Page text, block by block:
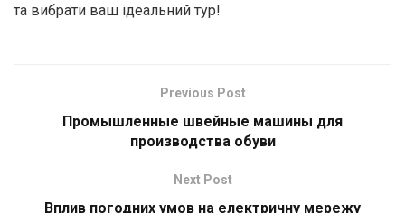
та вибрати ваш ідеальний тур!
Previous Post
Промышленные швейные машины для
производства обуви
Next Post
Вплив погодних умов на електричну мережу